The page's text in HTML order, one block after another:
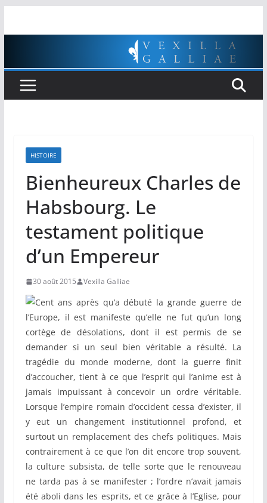
HISTOIRE
Bienheureux Charles de
Habsbourg. Le
testament politique
d’un Empereur
30 août 2015 Vexilla Galliae
Cent ans après qu’a débuté la grande guerre de
l’Europe, il est manifeste qu’elle ne fut qu’un long
cortège de désolations, dont il est permis de se
demander si un seul bien véritable a résulté. La
tragédie du monde moderne, dont la guerre finit
d’accoucher, tient à ce que l’esprit qui l’anime est à
jamais impuissant à concevoir un ordre véritable.
Lorsque l’empire romain d’occident cessa d’exister, il
y eut un changement institutionnel profond, et
surtout un remplacement des chefs politiques. Mais
contrairement à ce que l’on dit encore trop souvent,
la culture subsista, de telle sorte que le renouveau
ne tarda pas à se manifester ; l’ordre n’avait jamais
été aboli dans les esprits, et ce grâce à l’Eglise, pour